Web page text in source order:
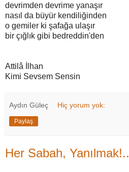
devrimden devrime yanaşır
nasıl da büyür kendiliğinden
o gemiler ki şafağa ulaşır
bir çığlık gibi bedreddin'den
Attilâ İlhan
Kimi Sevsem Sensin
Aydın Güleç Hiç yorum yok:
Paylaş
Her Sabah, Yanılmak!..